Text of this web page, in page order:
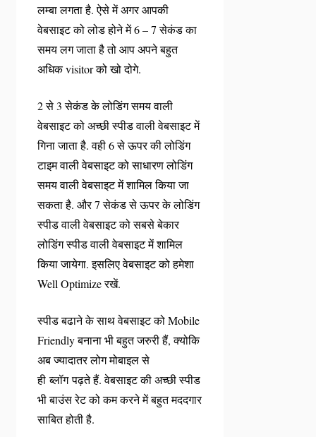
लम्बा लगता है. ऐसे में अगर आपकी
वेबसाइट को लोड होने में 6 – 7 सेकंड का
समय लग जाता है तो आप अपने बहुत
अधिक visitor को खो दोगे.
2 से 3 सेकंड के लोडिंग समय वाली
वेबसाइट को अच्छी स्पीड वाली वेबसाइट में
गिना जाता है. वही 6 से ऊपर की लोडिंग
टाइम वाली वेबसाइट को साधारण लोडिंग
समय वाली वेबसाइट में शामिल किया जा
सकता है. और 7 सेकंड से ऊपर के लोडिंग
स्पीड वाली वेबसाइट को सबसे बेकार
लोडिंग स्पीड वाली वेबसाइट में शामिल
किया जायेगा. इसलिए वेबसाइट को हमेशा
Well Optimize रखें.
स्पीड बढाने के साथ वेबसाइट को Mobile
Friendly बनाना भी बहुत जरुरी हैं, क्योकि
अब ज्यादातर लोग मोबाइल से
ही ब्लॉग पढ़ते हैं. वेबसाइट की अच्छी स्पीड
भी बाउंस रेट को कम करने में बहुत मददगार
साबित होती है.